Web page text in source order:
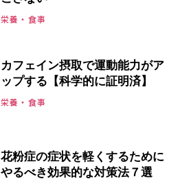
栄養・食事
カフェイン摂取で運動能力がア
ップする【科学的に証明済】
栄養・食事
花粉症の症状を軽くするために
やるべき効果的な対策法７選